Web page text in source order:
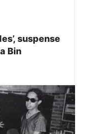
suspense
Bin